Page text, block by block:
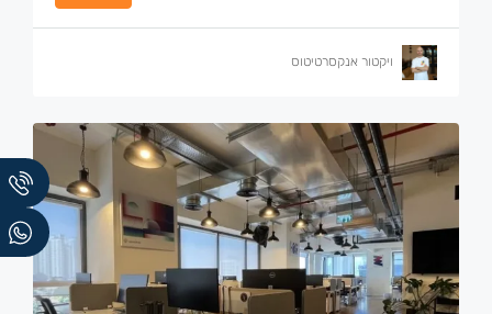
ויקטור אנקסרטיטוס